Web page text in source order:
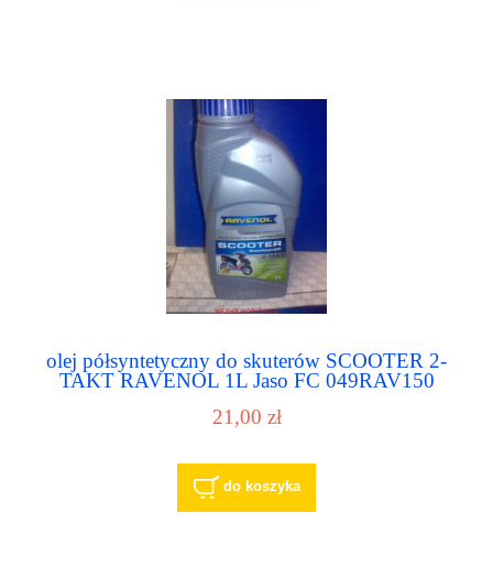
olej półsyntetyczny do skuterów SCOOTER 2-
TAKT RAVENOL 1L Jaso FC 049RAV150
21,00 zł
do koszyka